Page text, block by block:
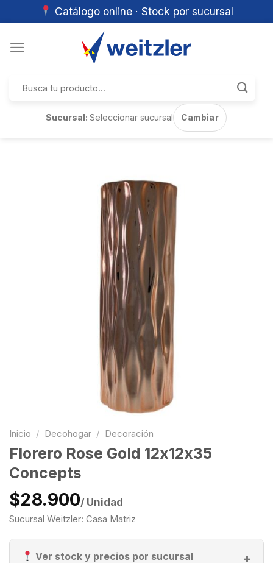
Catálogo online · Stock por sucursal
por:
Sucursal:Seleccionar sucursal Cambiar
Inicio / Decohogar / Decoración
Florero Rose Gold 12x12x35
Concepts
$28.900/ Unidad
Sucursal Weitzler: Casa Matriz
Ver stock y precios por sucursal